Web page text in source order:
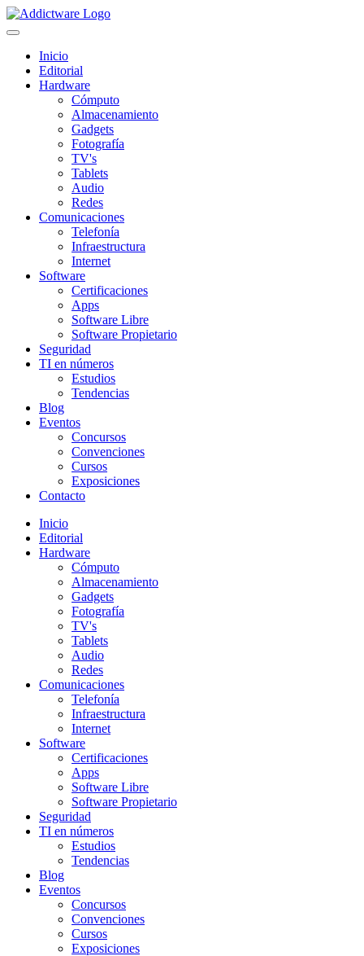
Inicio
Editorial
Hardware
Cómputo
Almacenamiento
Gadgets
Fotografía
TV's
Tablets
Audio
Redes
Comunicaciones
Telefonía
Infraestructura
Internet
Software
Certificaciones
Apps
Software Libre
Software Propietario
Seguridad
TI en números
Estudios
Tendencias
Blog
Eventos
Concursos
Convenciones
Cursos
Exposiciones
Contacto
Inicio
Editorial
Hardware
Cómputo
Almacenamiento
Gadgets
Fotografía
TV's
Tablets
Audio
Redes
Comunicaciones
Telefonía
Infraestructura
Internet
Software
Certificaciones
Apps
Software Libre
Software Propietario
Seguridad
TI en números
Estudios
Tendencias
Blog
Eventos
Concursos
Convenciones
Cursos
Exposiciones